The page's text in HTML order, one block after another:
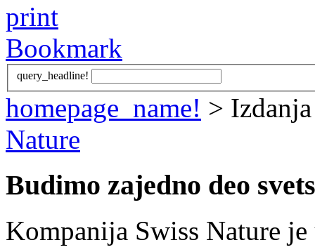
print
Bookmark
query_headline!
homepage_name! >
Nature
Budimo zajedno deo
Kompanija Swiss Nature